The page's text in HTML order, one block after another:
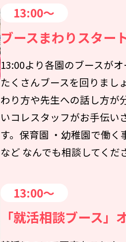
13:00～
ブースまわりスター
13:00より各園のブースが
たくさんブースを回りまし
わり方や先生への話し方が
いコレスタッフがお手伝い
す。保育園 ・幼稚園で働く
など なんでも相談してくだ
13:00～
「就活相談ブース」